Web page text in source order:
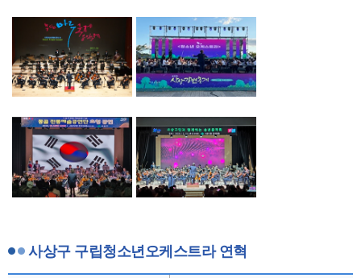
사상구 구립청소년오케스트라 연혁